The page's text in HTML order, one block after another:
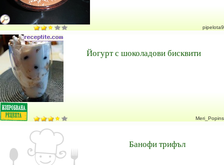
pipelota9
Йогурт с шоколадови бисквити
Meri_Popins
Банофи трифъл